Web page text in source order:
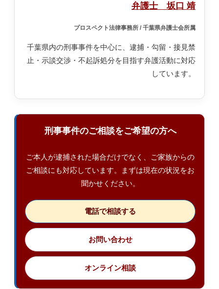
弁護士 坂口 靖
プロスペクト法律事務所 / 千葉県弁護士会所属
千葉県内の刑事事件を中心に、逮捕・勾留・接見禁
止・示談交渉・不起訴処分を目指す弁護活動に対応
しています。
刑事事件のご相談をご希望の方へ
ご本人が逮捕された場合だけでなく、ご家族からの
ご相談にも対応しています。まずは現在の状況をお
聞かせください。
電話で相談する
お問い合わせ
オンライン相談